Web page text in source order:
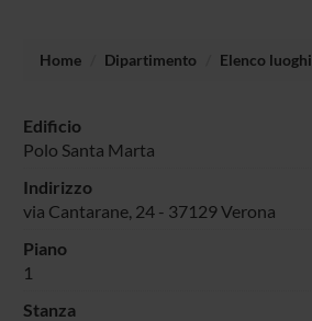
Home Dipartimento Elenco luoghi
Edificio
Polo Santa Marta
Indirizzo
via Cantarane, 24 - 37129 Verona
Piano
1
Stanza